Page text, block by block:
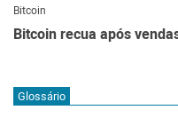
Bitcoin
Bitcoin recua após
Glossário